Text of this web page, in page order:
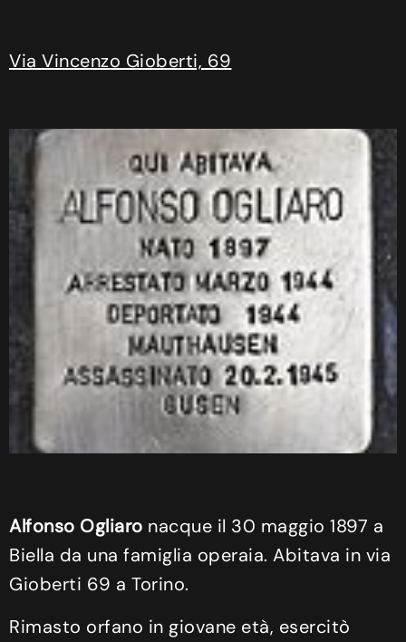
Via Vincenzo Gioberti, 69
Alfonso Ogliaro nacque il 30 maggio 1897 a
Biella da una famiglia operaia. Abitava in via
Gioberti 69 a Torino.
Rimasto orfano in giovane età, esercitò